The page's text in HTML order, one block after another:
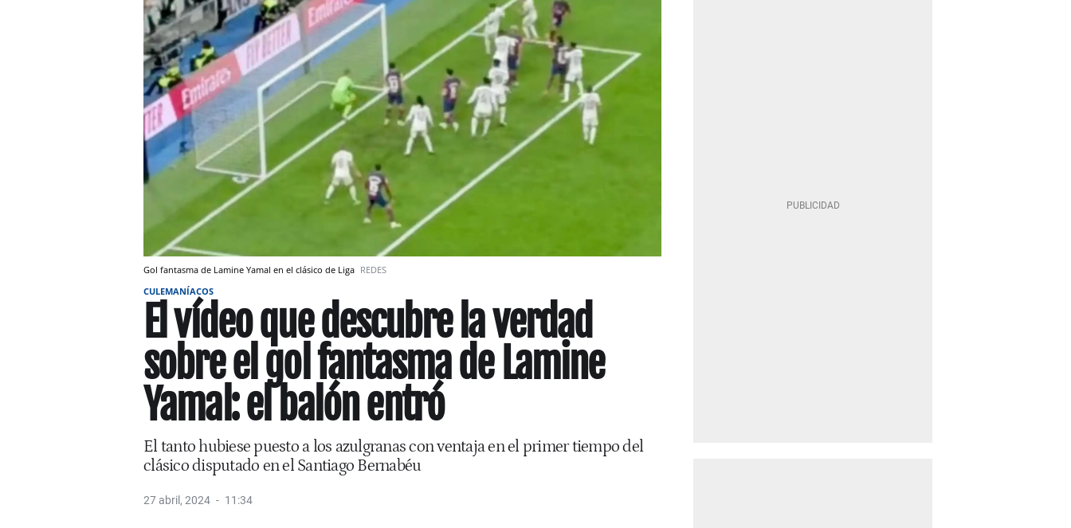
Gol fantasma de Lamine Yamal en el clásico de Liga REDES
CULEMANÍACOS
El vídeo que descubre la verdad
sobre el gol fantasma de Lamine
Yamal: el balón entró
El tanto hubiese puesto a los azulgranas con ventaja en el primer tiempo del
clásico disputado en el Santiago Bernabéu
27 abril, 2024 11:34